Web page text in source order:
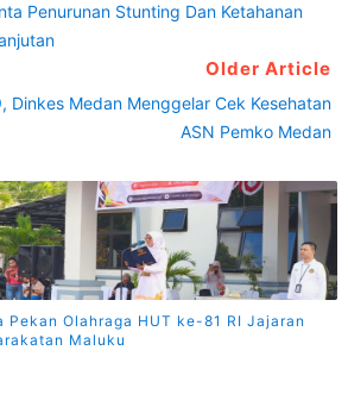
Penurunan Stunting Dan Ketahanan
Older Article
Dinkes Medan Menggelar Cek Kesehatan
ASN Pemko Medan
Olahraga HUT ke-81 RI Jajaran
Maluku